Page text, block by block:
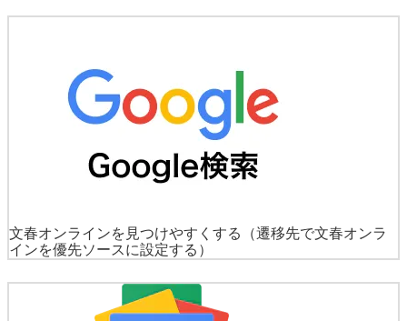
文春オンラインを見つけやすくする
（遷移先で文春オンラ
インを優先ソースに設定する）